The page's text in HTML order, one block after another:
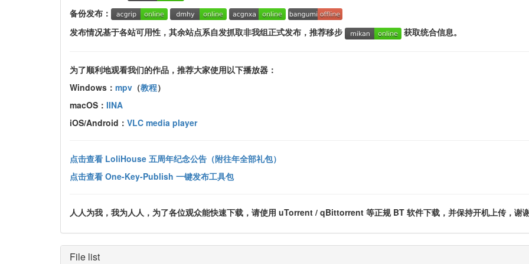
备份发布：
发布情况基于各站可用性，其余站点系自发抓取非我组正式发布，推荐移步
获取统合信息。
为了顺利地观看我们的作品，推荐大家使用以下播放器：
Windows： mpv （教程）
macOS： IINA
iOS/Android： VLC media player
点击查看 LoliHouse 五周年纪念公告（附往年全部礼包）
点击查看 One-Key-Publish 一键发布工具包
人人为我，我为人人，为了各位观众能快速下载，请使用 uTorrent / qBittorrent 等正规 BT 软件下载，并保持开机上传，谢
File list